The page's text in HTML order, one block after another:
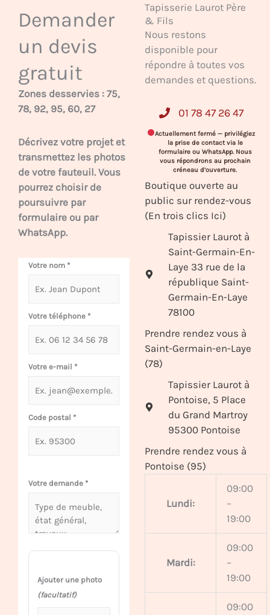
Demander
un devis
gratuit
Zones desservies : 75,
78, 92, 95, 60, 27
Décrivez votre projet et
transmettez les photos
de votre fauteuil. Vous
pourrez choisir de
poursuivre par
formulaire ou par
WhatsApp.
Votre nom *
Votre téléphone *
Votre e-mail *
Code postal *
Votre demande *
Ajouter une photo
(facultatif)
Tapisserie Laurot Père
& Fils
Nous restons
disponible pour
répondre à toutes vos
demandes et questions.
01 78 47 26 47
Actuellement fermé — privilégiez
la prise de contact via le
formulaire ou WhatsApp. Nous
vous répondrons au prochain
créneau d’ouverture.
Boutique ouverte au
public sur rendez-vous
(En trois clics Ici)
Tapissier Laurot à
Saint-Germain-En-
Laye 33 rue de la
république Saint-
Germain-En-Laye
78100
Prendre rendez vous à
Saint-Germain-en-Laye
(78)
Tapissier Laurot à
Pontoise, 5 Place
du Grand Martroy
95300 Pontoise
Prendre rendez vous à
Pontoise (95)
Lundi:
09:00
–
19:00
Mardi:
09:00
–
19:00
09:00